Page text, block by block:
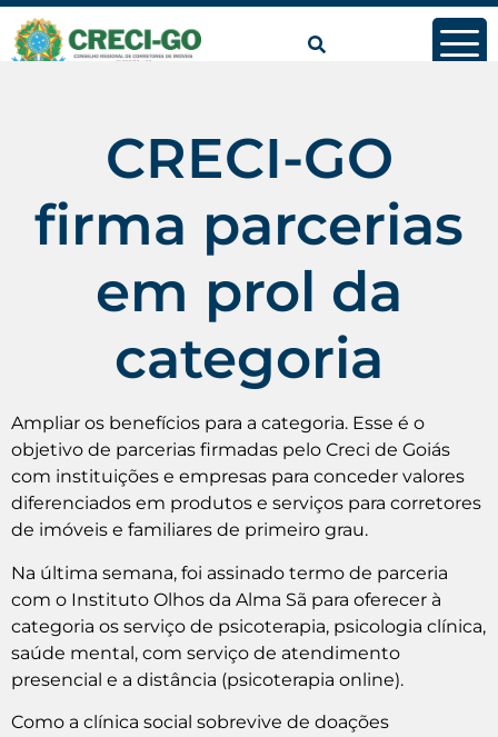
conteúdo
CRECI-GO
firma parcerias
em prol da
categoria
Ampliar os benefícios para a categoria. Esse é o
objetivo de parcerias firmadas pelo Creci de Goiás
com instituições e empresas para conceder valores
diferenciados em produtos e serviços para corretores
de imóveis e familiares de primeiro grau.
Na última semana, foi assinado termo de parceria
com o Instituto Olhos da Alma Sã para oferecer à
categoria os serviço de psicoterapia, psicologia clínica,
saúde mental, com serviço de atendimento
presencial e a distância (psicoterapia online).
Como a clínica social sobrevive de doações